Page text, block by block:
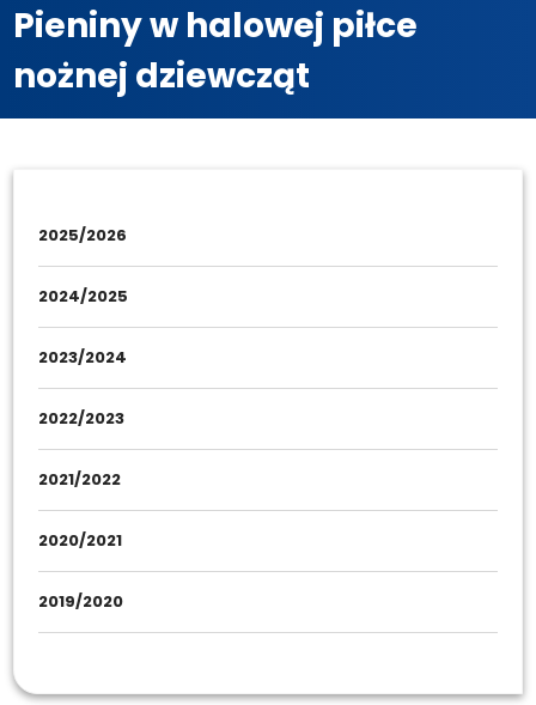
Pieniny w halowej piłce
nożnej dziewcząt
2025/2026
2024/2025
2023/2024
2022/2023
2021/2022
2020/2021
2019/2020